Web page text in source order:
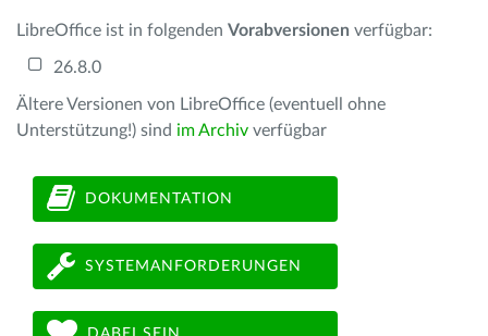
LibreOffice ist in folgenden Vorabversionen verfügbar:
26.8.0
Ältere Versionen von LibreOffice (eventuell ohne
Unterstützung!) sind im Archiv verfügbar
DOKUMENTATION
SYSTEMANFORDERUNGEN